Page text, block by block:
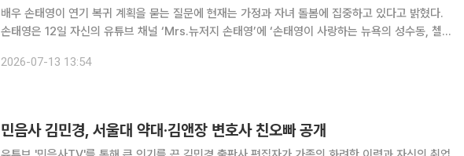
배우 손태영이 연기 복귀 계획을 묻는 질문에 현재는 가정과 자녀 돌봄에 집중하고 있다고 밝혔다.
손태영은 12일 자신의 유튜브 채널 ‘Mrs.뉴저지 손태영’에 ‘손태영이 사랑하는 뉴욕의 성수동, 첼시
2026-07-13 13:54
민음사 김민경, 서울대 약대·김앤장 변호사 친오빠 공개